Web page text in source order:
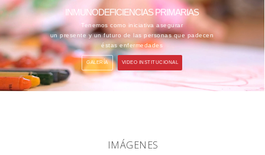
INMUNODEFICIENCIAS PRIMARIAS
Tenemos como iniciativa asegurar
un presente y un futuro de las personas que padecen
éstas enfermedades
GALERÍA VIDEO INSTITUCIONAL
IMÁGENES